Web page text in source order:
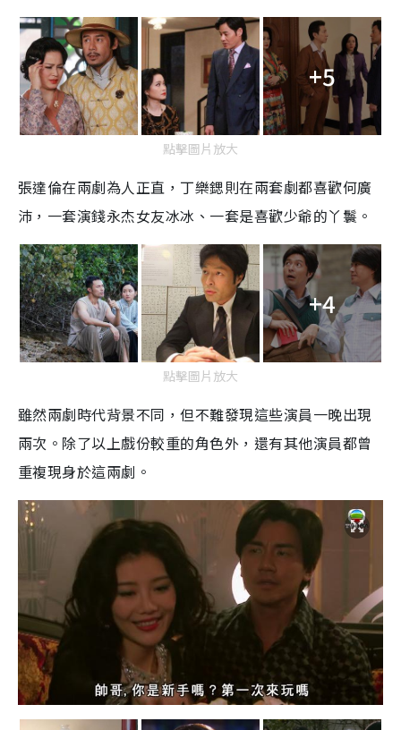
+5
點擊圖片放大
張達倫在兩劇為人正直，丁樂鍶則在兩套劇都喜歡何廣
沛，一套演錢永杰女友冰冰、一套是喜歡少爺的丫鬟。
+4
點擊圖片放大
雖然兩劇時代背景不同，但不難發現這些演員一晚出現
兩次。除了以上戲份較重的角色外，還有其他演員都曾
重複現身於這兩劇。